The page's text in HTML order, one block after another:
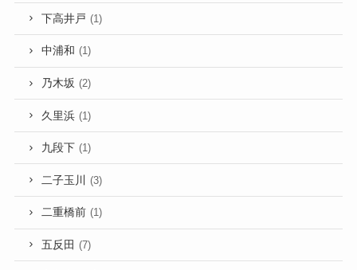
下高井戸 (1)
中浦和 (1)
乃木坂 (2)
久里浜 (1)
九段下 (1)
二子玉川 (3)
二重橋前 (1)
五反田 (7)